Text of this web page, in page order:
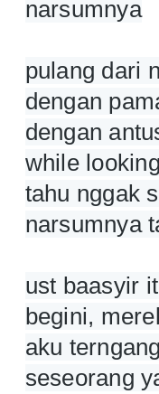
narsumnya
pulang dari
dengan
dengan
while
tahu nggak
narsumnya
ust baasyir
begini,
aku
seseorang